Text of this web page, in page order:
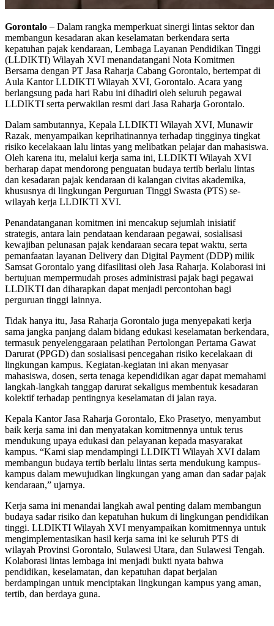
Gorontalo – Dalam rangka memperkuat sinergi lintas sektor dan
membangun kesadaran akan keselamatan berkendara serta
kepatuhan pajak kendaraan, Lembaga Layanan Pendidikan Tinggi
(LLDIKTI) Wilayah XVI menandatangani Nota Komitmen
Bersama dengan PT Jasa Raharja Cabang Gorontalo, bertempat di
Aula Kantor LLDIKTI Wilayah XVI, Gorontalo. Acara yang
berlangsung pada hari Rabu ini dihadiri oleh seluruh pegawai
LLDIKTI serta perwakilan resmi dari Jasa Raharja Gorontalo.
Dalam sambutannya, Kepala LLDIKTI Wilayah XVI, Munawir
Razak, menyampaikan keprihatinannya terhadap tingginya tingkat
risiko kecelakaan lalu lintas yang melibatkan pelajar dan mahasiswa.
Oleh karena itu, melalui kerja sama ini, LLDIKTI Wilayah XVI
berharap dapat mendorong penguatan budaya tertib berlalu lintas
dan kesadaran pajak kendaraan di kalangan civitas akademika,
khususnya di lingkungan Perguruan Tinggi Swasta (PTS) se-
wilayah kerja LLDIKTI XVI.
Penandatanganan komitmen ini mencakup sejumlah inisiatif
strategis, antara lain pendataan kendaraan pegawai, sosialisasi
kewajiban pelunasan pajak kendaraan secara tepat waktu, serta
pemanfaatan layanan Delivery dan Digital Payment (DDP) milik
Samsat Gorontalo yang difasilitasi oleh Jasa Raharja. Kolaborasi ini
bertujuan mempermudah proses administrasi pajak bagi pegawai
LLDIKTI dan diharapkan dapat menjadi percontohan bagi
perguruan tinggi lainnya.
Tidak hanya itu, Jasa Raharja Gorontalo juga menyepakati kerja
sama jangka panjang dalam bidang edukasi keselamatan berkendara,
termasuk penyelenggaraan pelatihan Pertolongan Pertama Gawat
Darurat (PPGD) dan sosialisasi pencegahan risiko kecelakaan di
lingkungan kampus. Kegiatan-kegiatan ini akan menyasar
mahasiswa, dosen, serta tenaga kependidikan agar dapat memahami
langkah-langkah tanggap darurat sekaligus membentuk kesadaran
kolektif terhadap pentingnya keselamatan di jalan raya.
Kepala Kantor Jasa Raharja Gorontalo, Eko Prasetyo, menyambut
baik kerja sama ini dan menyatakan komitmennya untuk terus
mendukung upaya edukasi dan pelayanan kepada masyarakat
kampus. “Kami siap mendampingi LLDIKTI Wilayah XVI dalam
membangun budaya tertib berlalu lintas serta mendukung kampus-
kampus dalam mewujudkan lingkungan yang aman dan sadar pajak
kendaraan,” ujarnya.
Kerja sama ini menandai langkah awal penting dalam membangun
budaya sadar risiko dan kepatuhan hukum di lingkungan pendidikan
tinggi. LLDIKTI Wilayah XVI menyampaikan komitmennya untuk
mengimplementasikan hasil kerja sama ini ke seluruh PTS di
wilayah Provinsi Gorontalo, Sulawesi Utara, dan Sulawesi Tengah.
Kolaborasi lintas lembaga ini menjadi bukti nyata bahwa
pendidikan, keselamatan, dan kepatuhan dapat berjalan
berdampingan untuk menciptakan lingkungan kampus yang aman,
tertib, dan berdaya guna.